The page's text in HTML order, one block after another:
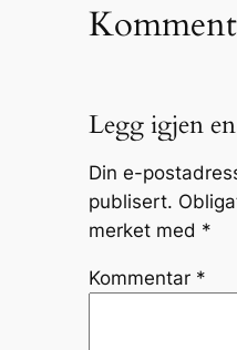
Legg igjen
Din e-
publisert.
merket med *
Kommentar *